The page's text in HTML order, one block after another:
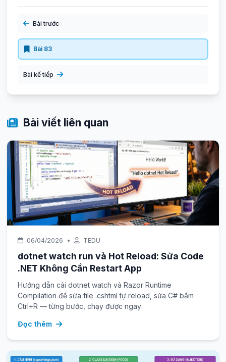
Bài trước
Bài 83
Bài kế tiếp
Bài viết liên quan
06/04/2026 • TEDU
dotnet watch run và Hot Reload: Sửa Code
.NET Không Cần Restart App
Hướng dẫn cài dotnet watch và Razor Runtime
Compilation để sửa file .cshtml tự reload, sửa C# bấm
Ctrl+R — từng bước, chạy được ngay
Đọc thêm